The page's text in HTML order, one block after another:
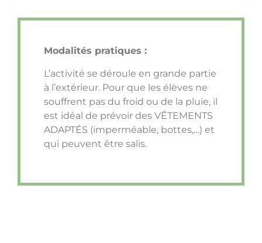
Modalités pratiques :
L’activité se déroule en grande partie
à l’extérieur. Pour que les élèves ne
souffrent pas du froid ou de la pluie, il
est idéal de prévoir des VÊTEMENTS
ADAPTÉS (imperméable, bottes,…) et
qui peuvent être salis.